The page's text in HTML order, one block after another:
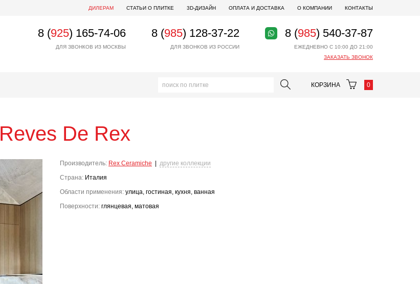
ДИЛЕРАМ СТАТЬИ О ПЛИТКЕ 3D-ДИЗАЙН ОПЛАТА И ДОСТАВКА О КОМПАНИИ КОНТАКТЫ
8 (925) 165-74-06
ДЛЯ ЗВОНКОВ ИЗ МОСКВЫ
8 (985) 128-37-22
ДЛЯ ЗВОНКОВ ИЗ РОССИИ
8 (985) 540-37-87
ЕЖЕДНЕВНО С 10:00 ДО 21:00
ЗАКАЗАТЬ ЗВОНОК
КОРЗИНА 0
Reves De Rex
Производитель: Rex Ceramiche
другие коллекции
Страна: Италия
Области применения: улица, гостиная, кухня, ванная
Поверхности: глянцевая, матовая